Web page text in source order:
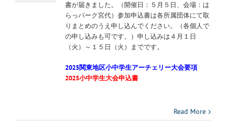
書が届きました。（開催日：５月５日、会場：は
らっパーク宮代）参加申込書は各所属団体にて取
りまとめのうえ申し込んでください。（各個人で
の申し込みも可です。）申し込みは４月１日
（火）～１５日（火）までです。
2025関東地区小中学生アーチェリー大会要項
2025小中学生大会申込書
Read More